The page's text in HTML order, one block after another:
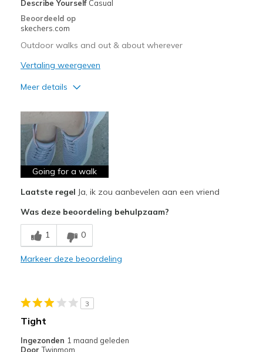
Describe Yourself Casual
Beoordeeld op
skechers.com
Outdoor walks and out & about wherever
Vertaling weergeven
Meer details
Attractive Design
Breathe Well
Comfortable
Durable
Stylish
Beste toepassingen
Casual Wear
Sizing
Feels true to size
View On Shoes
Going for a walk
Laatste regel Ja, ik zou aanbevelen aan een vriend
Was deze beoordeling behulpzaam?
1 0
Markeer deze beoordeling
3
Tight
Ingezonden 1 maand geleden
Door Twinmom